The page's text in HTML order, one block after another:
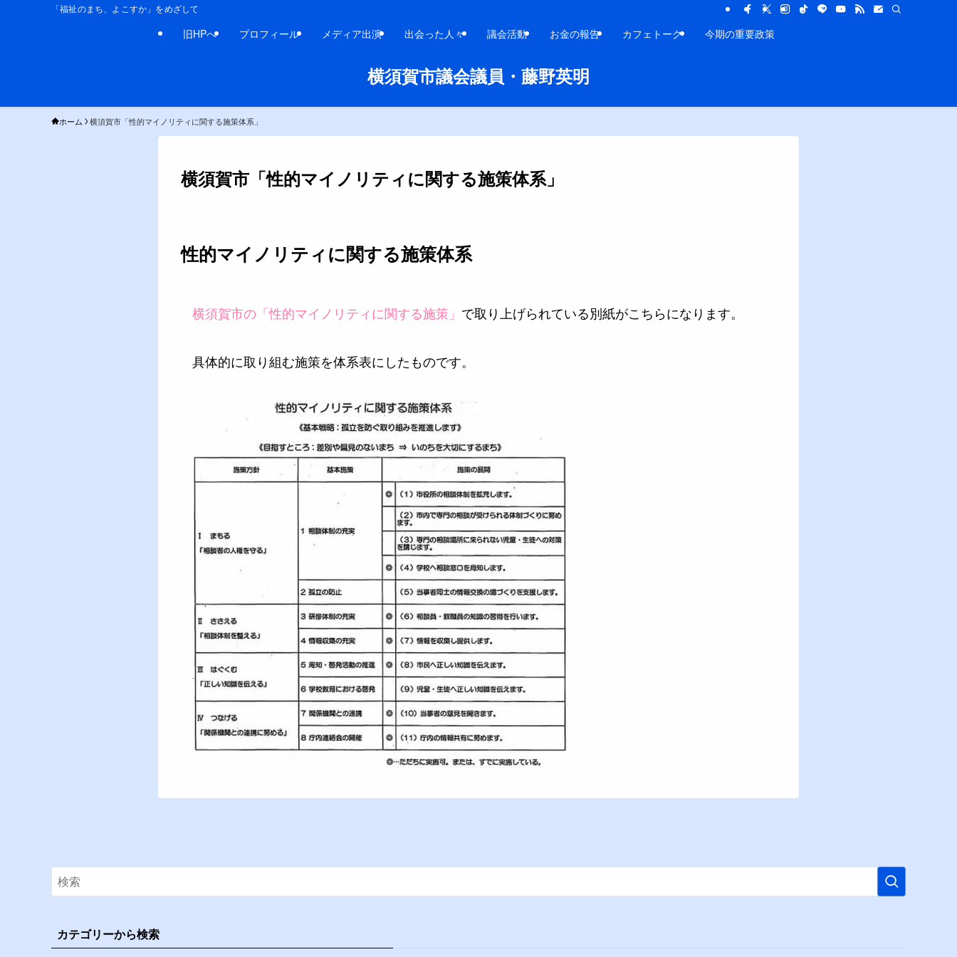
「福祉のまち、よこすか」をめざして
横須賀市議会議員・藤野英明
旧HPへ プロフィール メディア出演 出会った人々 議会活動 お金の報告 カフェトーク 今期の重要政策
ホーム 横須賀市「性的マイノリティに関する施策体系」
横須賀市「性的マイノリティに関する施策体系」
性的マイノリティに関する施策体系
横須賀市の「性的マイノリティに関する施策」 で取り上げられている別紙がこちらになります。
具体的に取り組む施策を体系表にしたものです。
カテゴリーから検索